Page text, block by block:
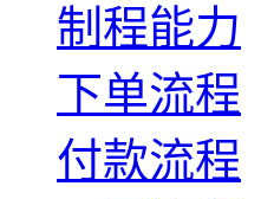
制程能力
下单流程
付款流程